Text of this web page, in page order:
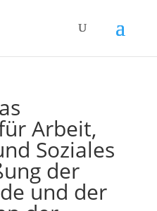
Arbeit,
Soziales
der
und der